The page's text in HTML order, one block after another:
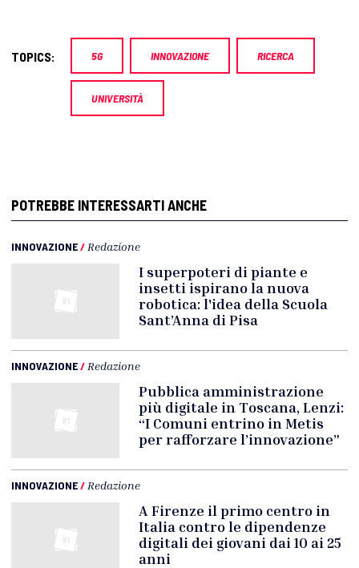
TOPICS: 5G INNOVAZIONE RICERCA
UNIVERSITÀ
POTREBBE INTERESSARTI ANCHE
INNOVAZIONE/ Redazione
I superpoteri di piante e
insetti ispirano la nuova
robotica: l'idea della Scuola
Sant’Anna di Pisa
INNOVAZIONE/ Redazione
Pubblica amministrazione
più digitale in Toscana, Lenzi:
“I Comuni entrino in Metis
per rafforzare l’innovazione”
INNOVAZIONE/ Redazione
A Firenze il primo centro in
Italia contro le dipendenze
digitali dei giovani dai 10 ai 25
anni